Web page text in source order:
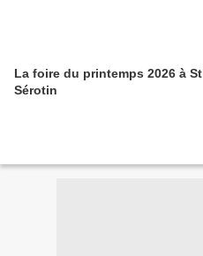
La foire du printemps 2026 à St
Sérotin